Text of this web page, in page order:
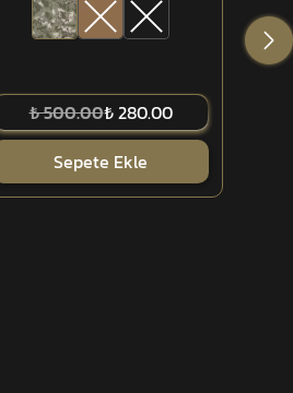
₺ 500.00₺ 280.00
Sepete Ekle